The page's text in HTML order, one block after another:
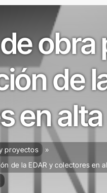
obra
de
en
proyectos
de la EDAR y colectores en